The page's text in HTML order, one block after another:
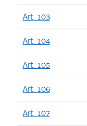
Art. 103
Art. 104
Art. 105
Art. 106
Art. 107